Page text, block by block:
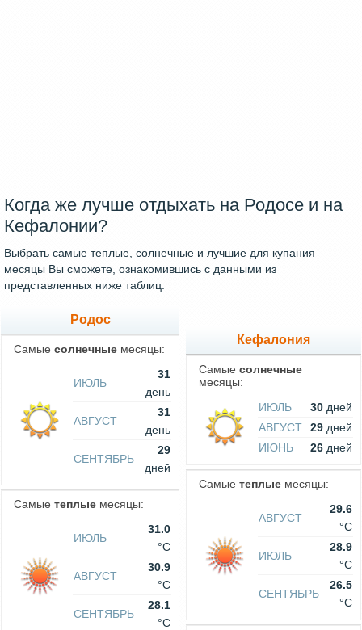
Когда же лучше отдыхать на Родосе и на
Кефалонии?
Выбрать самые теплые, солнечные и лучшие для купания
месяцы Вы сможете, ознакомившись с данными из
представленных ниже таблиц.
Родос
Самые солнечные месяцы:
ИЮЛЬ
31
день
АВГУСТ
31
день
СЕНТЯБРЬ
29
дней
Самые теплые месяцы:
ИЮЛЬ
31.0
°C
АВГУСТ
30.9
°C
СЕНТЯБРЬ
28.1
°C
Кефалония
Самые солнечные
месяцы:
ИЮЛЬ
30 дней
АВГУСТ
29 дней
ИЮНЬ
26 дней
Самые теплые месяцы:
АВГУСТ
29.6
°C
ИЮЛЬ
28.9
°C
СЕНТЯБРЬ
26.5
°C